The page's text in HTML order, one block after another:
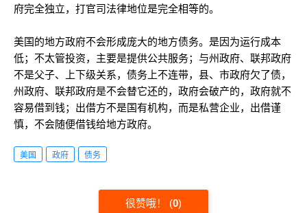
府完全独立，打官司法律地位是完全相等的。
美国的地方政府不会形成庞大的地方债务。是因为运行成本
低；不太管投资，主要是提供公共服务；与州政府、联邦政府
不是父子、上下级关系，债务上不连带，县、市政府欠了债，
州政府、联邦政府是不会替它还的，政府会破产的，政府就不
容易借到钱；出借方不是国有机构，而是私营企业，出借谨
慎，不会随便借钱给地方政府。
美国 政府 债务
很赞哦！ (0)